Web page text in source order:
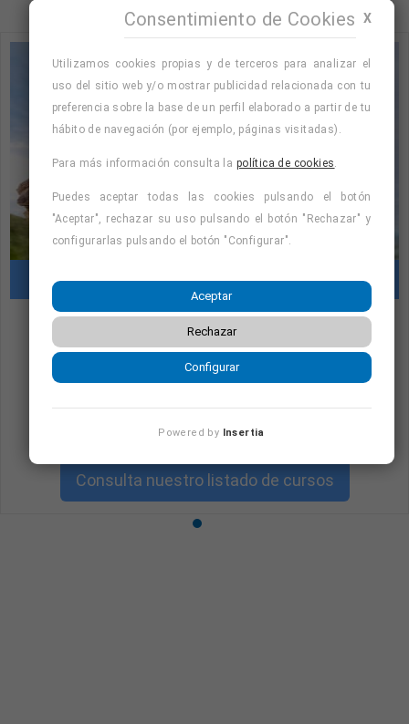
Cursos con prácticas en empresas
"Cursos con prácticas en empresas:
consulta la oferta formativa disponible.
Consulta nuestro listado de cursos
X
Consentimiento de Cookies
Utilizamos cookies propias y de terceros para analizar el
uso del sitio web y/o mostrar publicidad relacionada con tu
preferencia sobre la base de un perfil elaborado a partir de tu
hábito de navegación (por ejemplo, páginas visitadas).
Para más información consulta la política de cookies
Puedes aceptar todas las cookies pulsando el botón
"Aceptar", rechazar su uso pulsando el botón "Rechazar" y
configurarlas pulsando el botón "Configurar".
Aceptar
Rechazar
Configurar
Powered by Insertia